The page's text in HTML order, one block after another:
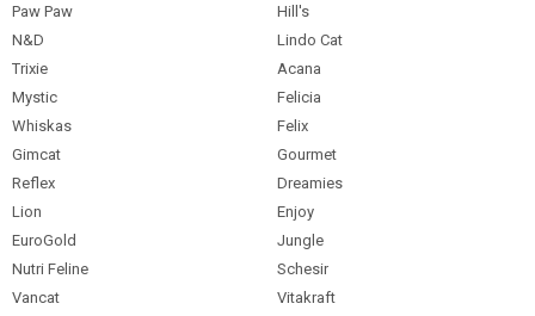
Paw Paw
Hill's
N&D
Lindo Cat
Trixie
Acana
Mystic
Felicia
Whiskas
Felix
Gimcat
Gourmet
Reflex
Dreamies
Lion
Enjoy
EuroGold
Jungle
Nutri Feline
Schesir
Vancat
Vitakraft